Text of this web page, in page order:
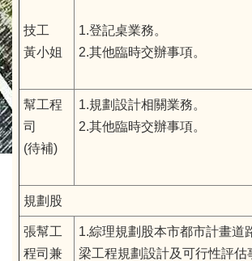
技工
黃小姐
1.登記桌業務。
2.其他臨時交辦事項。
幫工程
司
(待補)
1.規劃設計相關業務。
2.其他臨時交辦事項。
規劃股
張幫工
程司兼
1.綜理規劃股本市都市計畫道
梁工程規劃設計及可行性評估